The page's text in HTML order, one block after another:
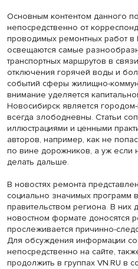
Основным контентом данного
непосредственно от
проводимых ремонтных работ
освещаются самые
транспортных маршрутов в
отключения горячей воды и
событий сферы жилищно-
внимание уделяется
Новосибирск является
всегда злободневны. Статьи
иллюстрациями и ценными
авторов, например, как не
по вине дорожников, а уж если
делать дальше.
В новостях ремонта
социально значимых
правительством региона. В них
новостном формате доносятся
прослеживается причинно-
Для обсуждения информации
непосредственно на сайте,
продолжить в группах VN.RU в